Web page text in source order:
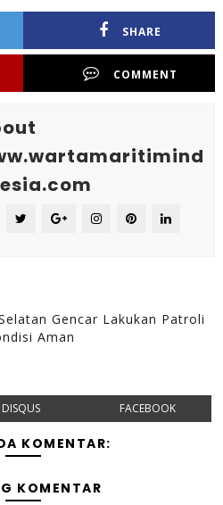
SHARE
COMMENT
Gencar Lakukan Patroli
Aman
DISQUS FACEBOOK
KOMENTAR:
KOMENTAR